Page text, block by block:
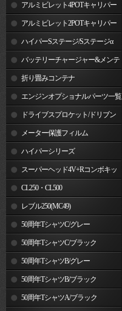
アルミビレット4POTキャリパー
関連製品アルミビレット2POTキャリパー
関連製品ハイパーSステージ/Sステージα
バッテリーチャージャー&メンテ
ナー 折り畳みコンテナ
エンジンオプショナルパーツ一覧
ドライブスプロケット/ドリブン
スプロケット
メーター保護フィルム
ハイパーシリーズ
スーパーヘッド4V+Rコンボキッ
ト CL250・CL500
レブル250(MC49)
50周年TシャツC/グレー
50周年TシャツC/ブラック
50周年TシャツB/グレー
50周年TシャツB/ブラック
50周年TシャツA/ブラック